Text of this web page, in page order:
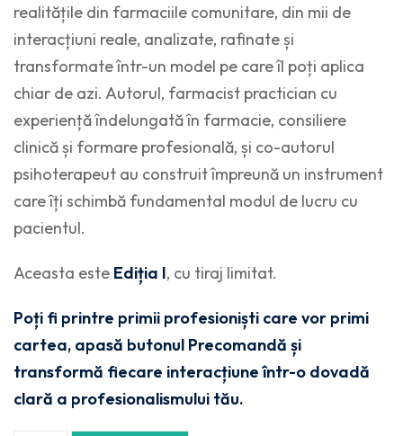
realitățile din farmaciile comunitare, din mii de
interacțiuni reale, analizate, rafinate și
transformate într-un model pe care îl poți aplica
chiar de azi. Autorul, farmacist practician cu
experiență îndelungată în farmacie, consiliere
clinică și formare profesională, și co-autorul
psihoterapeut au construit împreună un instrument
care îți schimbă fundamental modul de lucru cu
pacientul.
Aceasta este Ediția I, cu tiraj limitat.
Poți fi printre primii profesioniști care vor primi
cartea, apasă butonul Precomandă și
transformă fiecare interacțiune într-o dovadă
clară a profesionalismului tău.